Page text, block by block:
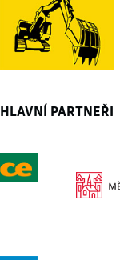
HLAVNÍ PARTNEŘI